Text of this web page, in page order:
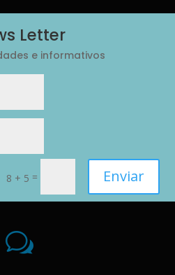
Letter
e informativos
8 + 5 = Enviar
w